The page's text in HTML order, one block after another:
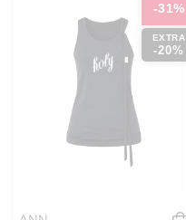
EXTRA
-20%
-31%